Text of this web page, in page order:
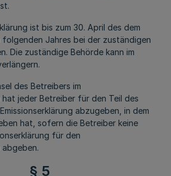
ist bis zum 30. April des dem
folgenden Jahres bei der zuständigen
Die zuständige Behörde kann im
des Betreibers im
hat jeder Betreiber für den Teil des
abzugeben, in dem
hat, sofern die Betreiber keine
für den
abgeben.
§ 5